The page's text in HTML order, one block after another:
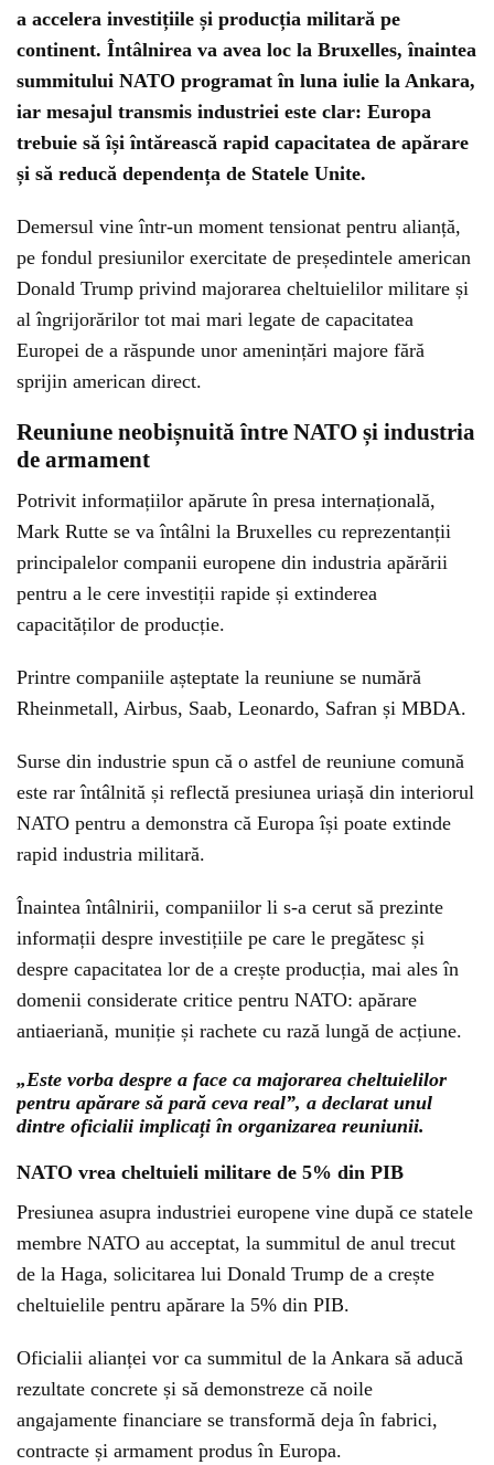
a accelera investițiile și producția militară pe
continent. Întâlnirea va avea loc la Bruxelles, înaintea
summitului NATO programat în luna iulie la Ankara,
iar mesajul transmis industriei este clar: Europa
trebuie să își întărească rapid capacitatea de apărare
și să reducă dependența de Statele Unite.
Demersul vine într-un moment tensionat pentru alianță,
pe fondul presiunilor exercitate de președintele american
Donald Trump privind majorarea cheltuielilor militare și
al îngrijorărilor tot mai mari legate de capacitatea
Europei de a răspunde unor amenințări majore fără
sprijin american direct.
Reuniune neobișnuită între NATO și industria
de armament
Potrivit informațiilor apărute în presa internațională,
Mark Rutte se va întâlni la Bruxelles cu reprezentanții
principalelor companii europene din industria apărării
pentru a le cere investiții rapide și extinderea
capacităților de producție.
Printre companiile așteptate la reuniune se numără
Rheinmetall, Airbus, Saab, Leonardo, Safran și MBDA.
Surse din industrie spun că o astfel de reuniune comună
este rar întâlnită și reflectă presiunea uriașă din interiorul
NATO pentru a demonstra că Europa își poate extinde
rapid industria militară.
Înaintea întâlnirii, companiilor li s-a cerut să prezinte
informații despre investițiile pe care le pregătesc și
despre capacitatea lor de a crește producția, mai ales în
domenii considerate critice pentru NATO: apărare
antiaeriană, muniție și rachete cu rază lungă de acțiune.
„Este vorba despre a face ca majorarea cheltuielilor
pentru apărare să pară ceva real”, a declarat unul
dintre oficialii implicați în organizarea reuniunii.
NATO vrea cheltuieli militare de 5% din PIB
Presiunea asupra industriei europene vine după ce statele
membre NATO au acceptat, la summitul de anul trecut
de la Haga, solicitarea lui Donald Trump de a crește
cheltuielile pentru apărare la 5% din PIB.
Oficialii alianței vor ca summitul de la Ankara să aducă
rezultate concrete și să demonstreze că noile
angajamente financiare se transformă deja în fabrici,
contracte și armament produs în Europa.